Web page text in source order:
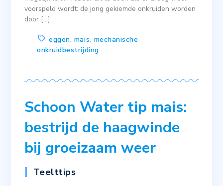
voorspeld wordt: de jong gekiemde onkruiden worden
door […]
eggen, maïs, mechanische
onkruidbestrijding
Schoon Water tip mais:
bestrijd de haagwinde
bij groeizaam weer
Teelttips